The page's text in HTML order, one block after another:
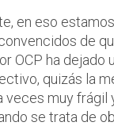
en eso
de
OCP ha dejado
quizás la
veces muy frágil
se trata de